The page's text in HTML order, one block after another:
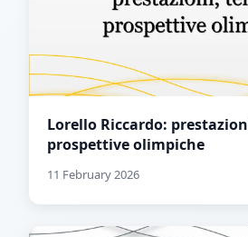
Lorello Riccardo:
prospettive olimpiche
11 February 2026